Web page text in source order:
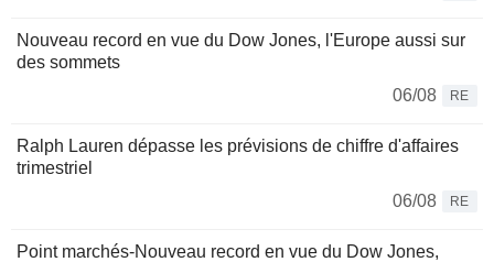
Nouveau record en vue du Dow Jones, l'Europe aussi sur
des sommets
06/08
RE
Ralph Lauren dépasse les prévisions de chiffre d'affaires
trimestriel
06/08
RE
Point marchés-Nouveau record en vue du Dow Jones,